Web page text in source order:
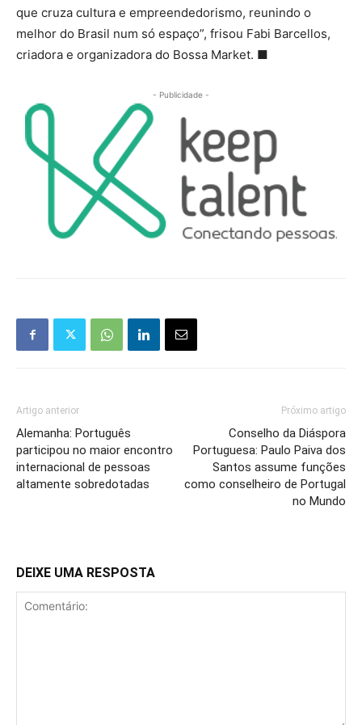
que cruza cultura e empreendedorismo, reunindo o
melhor do Brasil num só espaço”, frisou Fabi Barcellos,
criadora e organizadora do Bossa Market. ■
- Publicidade -
Artigo anterior
Alemanha: Português
participou no maior encontro
internacional de pessoas
altamente sobredotadas
Próximo artigo
Conselho da Diáspora
Portuguesa: Paulo Paiva dos
Santos assume funções
como conselheiro de Portugal
no Mundo
DEIXE UMA RESPOSTA